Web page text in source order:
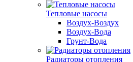
Тепловые насосы
Воздух-Воздух
Воздух-Вода
Грунт-Вода
Радиаторы отопления